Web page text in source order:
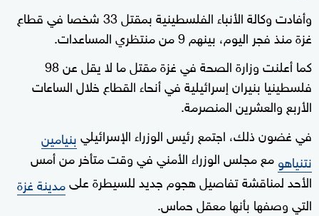
وأفادت وكالة الأنباء الفلسطينية بمقتل 33 شخصا في قطاع
غزة منذ فجر اليوم، بينهم 9 من منتظري المساعدات.
كما أعلنت وزارة الصحة في غزة مقتل ما لا يقل عن 98
فلسطينيا بنيران إسرائيلية في أنحاء القطاع خلال الساعات
الأربع والعشرين المنصرمة.
في غضون ذلك، اجتمع رئيس الوزراء الإسرائيليبنيامين
نتنياهومع مجلس الوزراء الأمني في وقت متأخر من أمس
الأحد لمناقشة تفاصيل هجوم جديد للسيطرة علىمدينة غزة
التي وصفها بأنها معقل حماس.